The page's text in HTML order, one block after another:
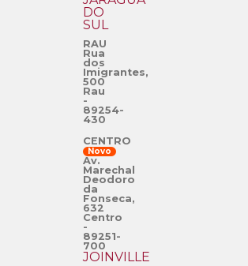
DO
SUL
RAU
Rua
dos
Imigrantes,
500
Rau
-
89254-
430
CENTRO
Novo
Av.
Marechal
Deodoro
da
Fonseca,
632
Centro
-
89251-
700
JOINVILLE